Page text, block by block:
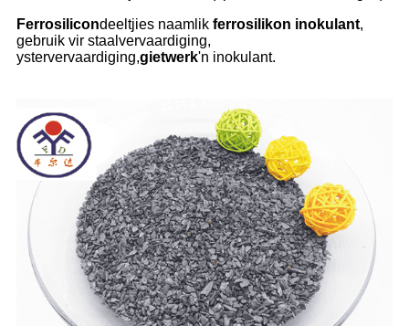
Ferrosilicondeeltjies naamlik ferrosilikon inokulant,
gebruik vir staalvervaardiging,
ystervervaardiging,gietwerk'n inokulant.